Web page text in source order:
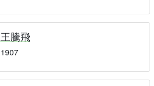
王騰飛
1907